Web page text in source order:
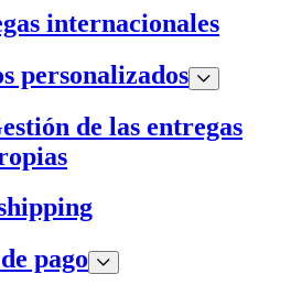
internacionales
personalizados
de las entregas
pago